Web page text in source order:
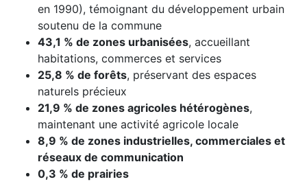
en 1990), témoignant du développement urbain
soutenu de la commune
43,1 % de zones urbanisées, accueillant
habitations, commerces et services
25,8 % de forêts, préservant des espaces
naturels précieux
21,9 % de zones agricoles hétérogènes,
maintenant une activité agricole locale
8,9 % de zones industrielles, commerciales et
réseaux de communication
0,3 % de prairies